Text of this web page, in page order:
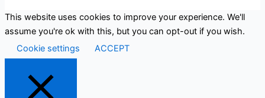
This website uses cookies to improve your experience. We'll
assume you're ok with this, but you can opt-out if you wish.
Cookie settings
ACCEPT